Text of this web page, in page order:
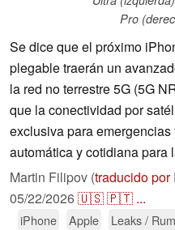
Pro
Se dice que el próximo
plegable traerán un
la red no terrestre 5G (5G
que la conectividad por
exclusiva para
automática y cotidiana para
Martin Filipov (traducido por
05/22/2026🇺🇸🇵🇹 ...
iPhone Apple Leaks /